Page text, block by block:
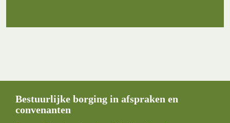
Bestuurlijke borging in afspraken en
convenanten